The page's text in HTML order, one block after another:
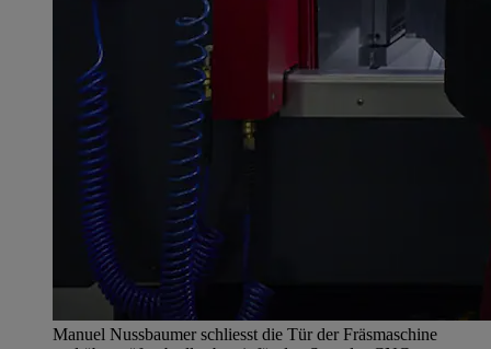
Manuel Nussbaumer schliesst die Tür der Fräsmaschine